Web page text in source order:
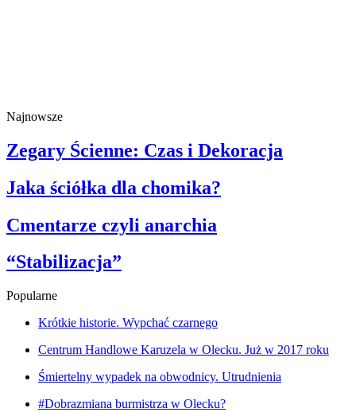
Najnowsze
Zegary Ścienne: Czas i Dekoracja
Jaka ściółka dla chomika?
Cmentarze czyli anarchia
“Stabilizacja”
Popularne
Krótkie historie. Wypchać czarnego
Centrum Handlowe Karuzela w Olecku. Już w 2017 roku
Śmiertelny wypadek na obwodnicy. Utrudnienia
#Dobrazmiana burmistrza w Olecku?